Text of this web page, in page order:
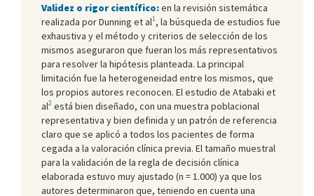
Validez o rigor científico:en la revisión sistemática
realizada por Dunning et al1, la búsqueda de estudios fue
exhaustiva y el método y criterios de selección de los
mismos aseguraron que fueran los más representativos
para resolver la hipótesis planteada. La principal
limitación fue la heterogeneidad entre los mismos, que
los propios autores reconocen. El estudio de Atabaki et
al2 está bien diseñado, con una muestra poblacional
representativa y bien definida y un patrón de referencia
claro que se aplicó a todos los pacientes de forma
cegada a la valoración clínica previa. El tamaño muestral
para la validación de la regla de decisión clínica
elaborada estuvo muy ajustado (n = 1.000) ya que los
autores determinaron que, teniendo en cuenta una